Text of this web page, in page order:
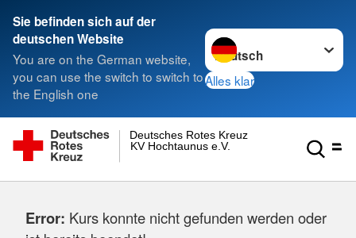
Sie befinden sich auf der
deutschen Website
You are on the German website,
you can use the switch to switch to
the English one
Sprache wechseln zu
Alles klar
KV Hochtaunus e.V.
Deutsches Rotes Kreuz
Error: Kurs konnte nicht gefunden werden oder